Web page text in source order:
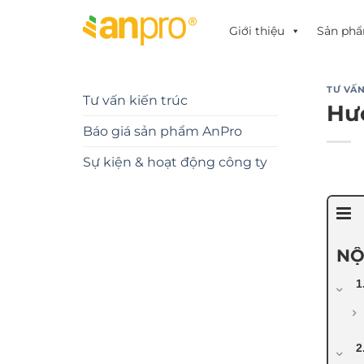
Giới thiệu Sản
Tư vấn kiến trúc
Báo giá sản phẩm AnPro
Sự kiện & hoạt động công ty
TƯ